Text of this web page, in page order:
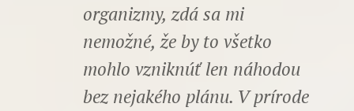
organizmy, zdá sa mi
nemožné, že by to všetko
mohlo vzniknúť len náhodou
bez nejakého plánu. V prírode